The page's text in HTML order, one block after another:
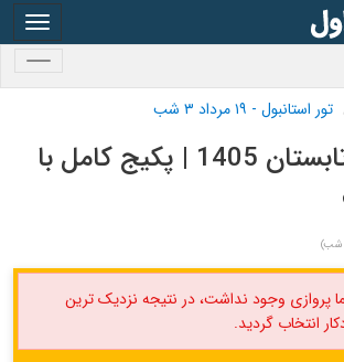
تور استانبول - ۱۹ مرداد ۳ شب
تور استانبول تابستان 1405 | پکیج کامل با
پروازی وجود نداشت، در نتیجه نزدیک ترین
انتخاب گردید.